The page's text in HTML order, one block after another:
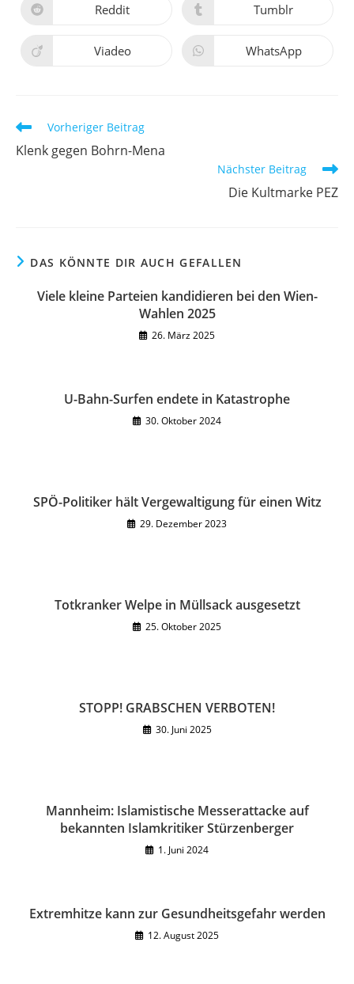
Reddit Tumblr
Viadeo WhatsApp
Vorheriger Beitrag
Klenk gegen Bohrn-Mena
Nächster Beitrag
Die Kultmarke PEZ
DAS KÖNNTE DIR AUCH GEFALLEN
Viele kleine Parteien kandidieren bei den Wien-
Wahlen 2025
26. März 2025
U-Bahn-Surfen endete in Katastrophe
30. Oktober 2024
SPÖ-Politiker hält Vergewaltigung für einen Witz
29. Dezember 2023
Totkranker Welpe in Müllsack ausgesetzt
25. Oktober 2025
STOPP! GRABSCHEN VERBOTEN!
30. Juni 2025
Mannheim: Islamistische Messerattacke auf
bekannten Islamkritiker Stürzenberger
1. Juni 2024
Extremhitze kann zur Gesundheitsgefahr werden
12. August 2025